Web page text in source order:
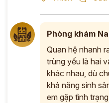
Phòng khám
Quan hệ nhanh
trùng yếu là hai
khác nhau, dù
khả năng sinh
em gặp tình